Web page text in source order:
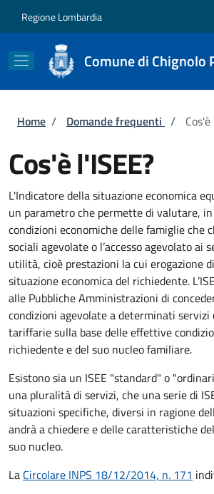
Regione Lombardia
Comune di Chignolo
Briciole di pane
Home / Domande frequenti /
Cos'è l'ISEE?
L'Indicatore della situazione economica
un parametro che permette di valutare,
condizioni economiche delle famiglie che
sociali agevolate o l’accesso agevolato ai
utilità, cioè prestazioni la cui erogazione
situazione economica del richiedente.
alle Pubbliche Amministrazioni di
condizioni agevolate a determinati servizi
tariffarie sulla base delle effettive
richiedente e del suo nucleo familiare.
Esistono sia un ISEE "standard" o
una pluralità di servizi, che una serie di
situazioni specifiche, diversi in ragione
andrà a chiedere e delle caratteristiche
suo nucleo.
La Circolare INPS 18/12/2014, n. 171